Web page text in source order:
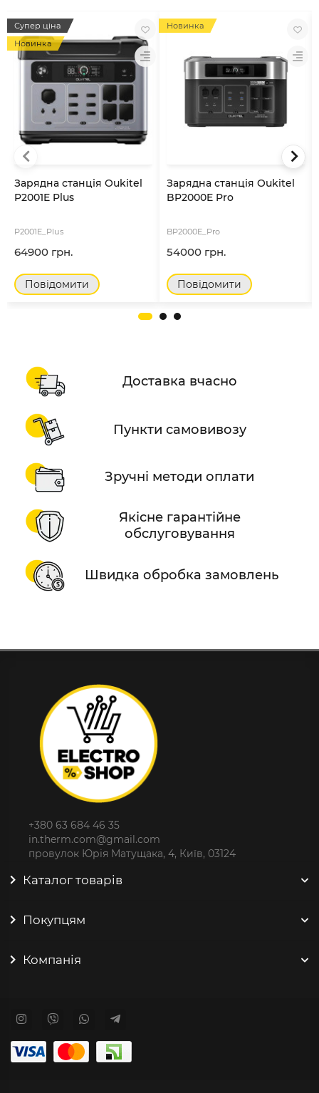
Супер ціна
Новинка
Зарядна станція Oukitel
P2001E Plus
P2001E_Plus
64900 грн.
Повідомити
Новинка
Зарядна станція Oukitel
BP2000E Pro
BP2000E_Pro
54000 грн.
Повідомити
Доставка вчасно
Пункти самовивозу
Зручні методи оплати
Якісне гарантійне
обслуговування
Швидка обробка замовлень
+380 63 684 46 35
in.therm.com@gmail.com
провулок Юрія Матущака, 4, Київ, 03124
Каталог товарів
Покупцям
Компанія